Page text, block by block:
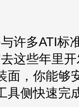
许多ATI标
这些年里
面，你能够
具侧快速完